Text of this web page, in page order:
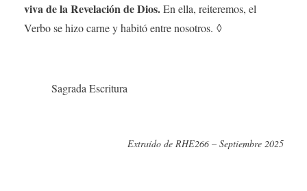
viva de la Revelación de Dios.En ella, reiteremos, el
Verbo se hizo carne y habitó entre nosotros. ◊
Sagrada Escritura
Extraído de RHE266 – Septiembre 2025